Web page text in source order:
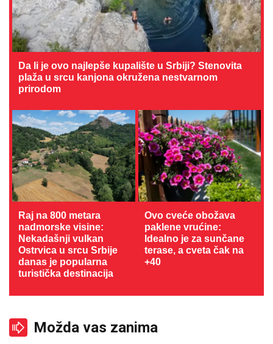
Da li je ovo najlepše kupalište u Srbiji? Stenovita
plaža u srcu kanjona okružena nestvarnom
prirodom
Raj na 800 metara
nadmorske visine:
Nekadašnji vulkan
Ostrvica u srcu Srbije
danas je popularna
turistička destinacija
Ovo cveće obožava
paklene vrućine:
Idealno je za sunčane
terase, a cveta čak na
+40
Možda vas zanima